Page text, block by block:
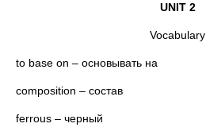
UNIT 2
Vocabulary
to base on – основывать на
composition – состав
ferrous – черный